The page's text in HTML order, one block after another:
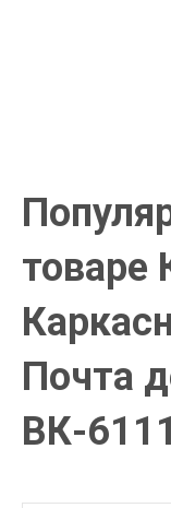
товаре
Почта
ВК-